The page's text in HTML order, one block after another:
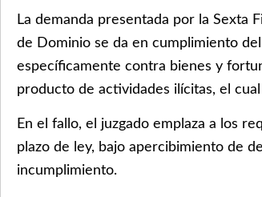
La demanda presentada por la Sexta
de Dominio se da en cumplimiento
específicamente contra bienes y
producto de actividades ilícitas, el
En el fallo, el juzgado emplaza a los
plazo de ley, bajo apercibimiento de
incumplimiento.